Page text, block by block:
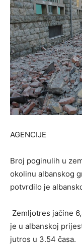
AGENCIJE
Broj poginulih u
okolinu albanskog
potvrdilo je
Zemljotres jačine
je u albanskoj
jutros u 3.54 časa.